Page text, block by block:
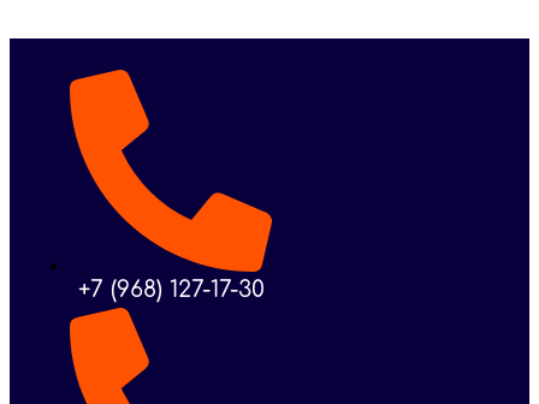
+7 (968) 127-17-30